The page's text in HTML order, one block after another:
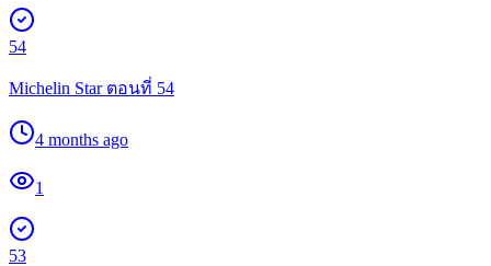
54
Michelin Star ตอนที่ 54
4 months ago
1
53